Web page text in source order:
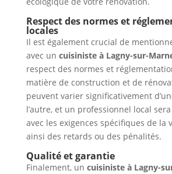
Respect des normes et
locales
Il est également crucial de
avec un cuisiniste à Lagny-sur-
respect des normes et
matière de construction et de
peuvent varier significativement
l’autre, et un professionnel local
avec les exigences spécifiques de la
ainsi des retards ou des pénalités.
Qualité et garantie
Finalement, un cuisiniste à Lagny-